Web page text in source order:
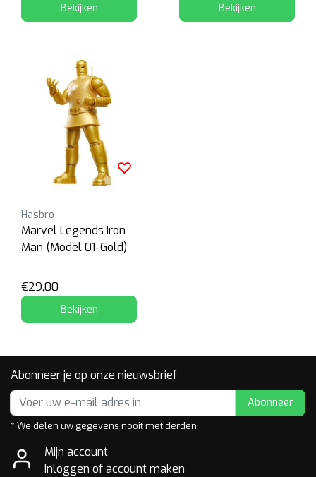
Bekijken Bekijken
Hasbro
Marvel Legends Iron
Man (Model 01-Gold)
€29,00
Bekijken
Abonneer je op onze nieuwsbrief
Abonneer
* We delen uw gegevens nooit met derden
Mijn account
Inloggen of account maken